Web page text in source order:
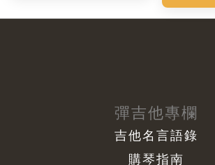
彈吉他專欄
吉他名言語錄
購琴指南